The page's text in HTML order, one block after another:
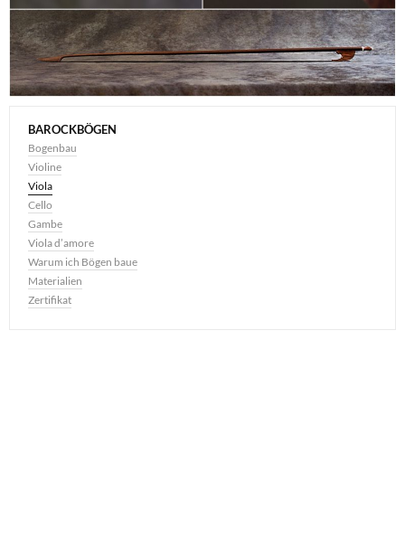
BAROCKBÖGEN
Bogenbau
Violine
Viola
Cello
Gambe
Viola d’amore
Warum ich Bögen baue
Materialien
Zertifikat